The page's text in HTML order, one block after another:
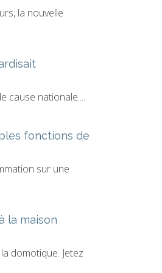
la nouvelle
cause nationale....
fonctions de
sur une
la maison
domotique. Jetez